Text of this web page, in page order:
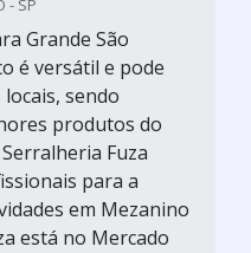
- SP
Grande São
é versátil e pode
sendo
produtos do
Fuza
para a
em Mezanino
está no Mercado